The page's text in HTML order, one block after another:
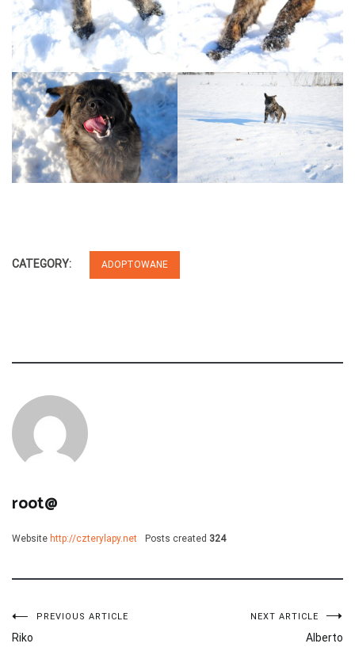
CATEGORY: ADOPTOWANE
root@
Website http://czterylapy.net Posts created 324
Nawigacja
PREVIOUS ARTICLE
Riko
NEXT ARTICLE
Alberto